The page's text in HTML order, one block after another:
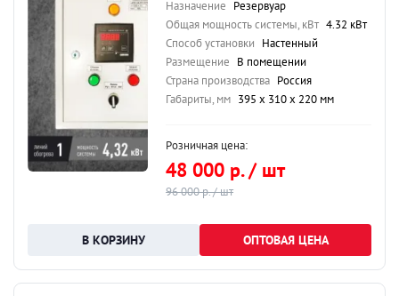
Назначение Резервуар
Общая мощность системы, кВт 4.32 кВт
Способ установки Настенный
Размещение В помещении
Страна производства Россия
Габариты, мм 395 х 310 х 220 мм
Розничная цена:
48 000 р. / шт
96 000 р. / шт
ОПТОВАЯ ЦЕНА